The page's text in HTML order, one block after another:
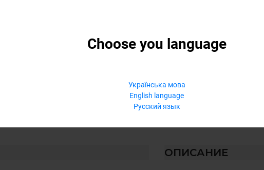
Choose you language
Українська мова
English language
Русский язык
ОПИСАНИЕ